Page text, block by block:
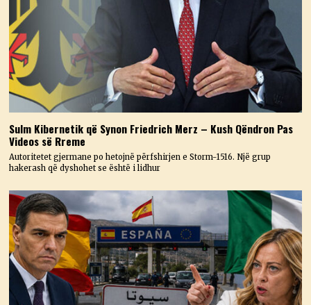
Sulm Kibernetik që Synon Friedrich Merz – Kush Qëndron Pas
Videos së Rreme
Autoritetet gjermane po hetojnë përfshirjen e Storm-1516. Një grup
hakerash që dyshohet se është i lidhur